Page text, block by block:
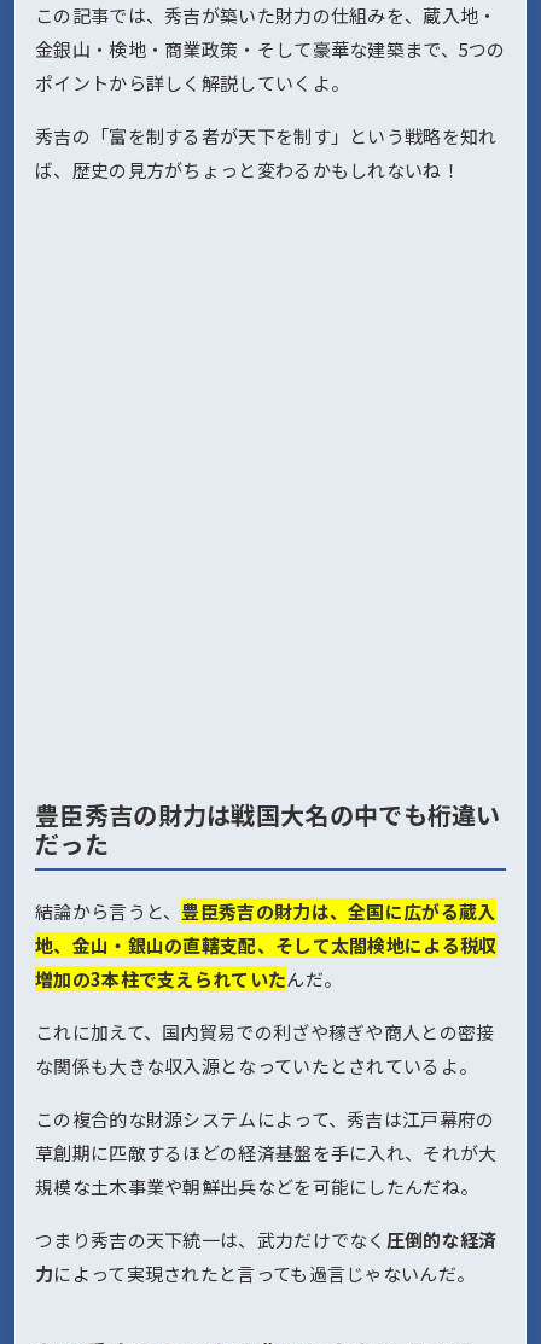
この記事では、秀吉が築いた財力の仕組みを、蔵入地・
金銀山・検地・商業政策・そして豪華な建築まで、5つの
ポイントから詳しく解説していくよ。
秀吉の「富を制する者が天下を制す」という戦略を知れ
ば、歴史の見方がちょっと変わるかもしれないね！
豊臣秀吉の財力は戦国大名の中でも桁違い
だった
結論から言うと、 豊臣秀吉の財力は、全国に広がる蔵入
地、金山・銀山の直轄支配、そして太閤検地による税収
増加の3本柱で支えられていたんだ。
これに加えて、国内貿易での利ざや稼ぎや商人との密接
な関係も大きな収入源となっていたとされているよ。
この複合的な財源システムによって、秀吉は江戸幕府の
草創期に匹敵するほどの経済基盤を手に入れ、それが大
規模な土木事業や朝鮮出兵などを可能にしたんだね。
つまり秀吉の天下統一は、武力だけでなく 圧倒的な経済
力によって実現されたと言っても過言じゃないんだ。